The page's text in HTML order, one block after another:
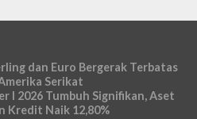
dan Euro Bergerak Terbatas
Serikat
I 2026 Tumbuh Signifikan, Aset
Kredit Naik 12,80%